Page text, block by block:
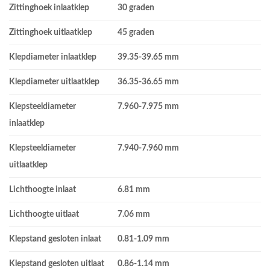
Zittinghoek inlaatklep 30 graden
Zittinghoek uitlaatklep 45 graden
Klepdiameter inlaatklep 39.35-39.65 mm
Klepdiameter uitlaatklep 36.35-36.65 mm
Klepsteeldiameter
inlaatklep
7.960-7.975 mm
Klepsteeldiameter
uitlaatklep
7.940-7.960 mm
Lichthoogte inlaat 6.81 mm
Lichthoogte uitlaat 7.06 mm
Klepstand gesloten inlaat 0.81-1.09 mm
Klepstand gesloten uitlaat 0.86-1.14 mm